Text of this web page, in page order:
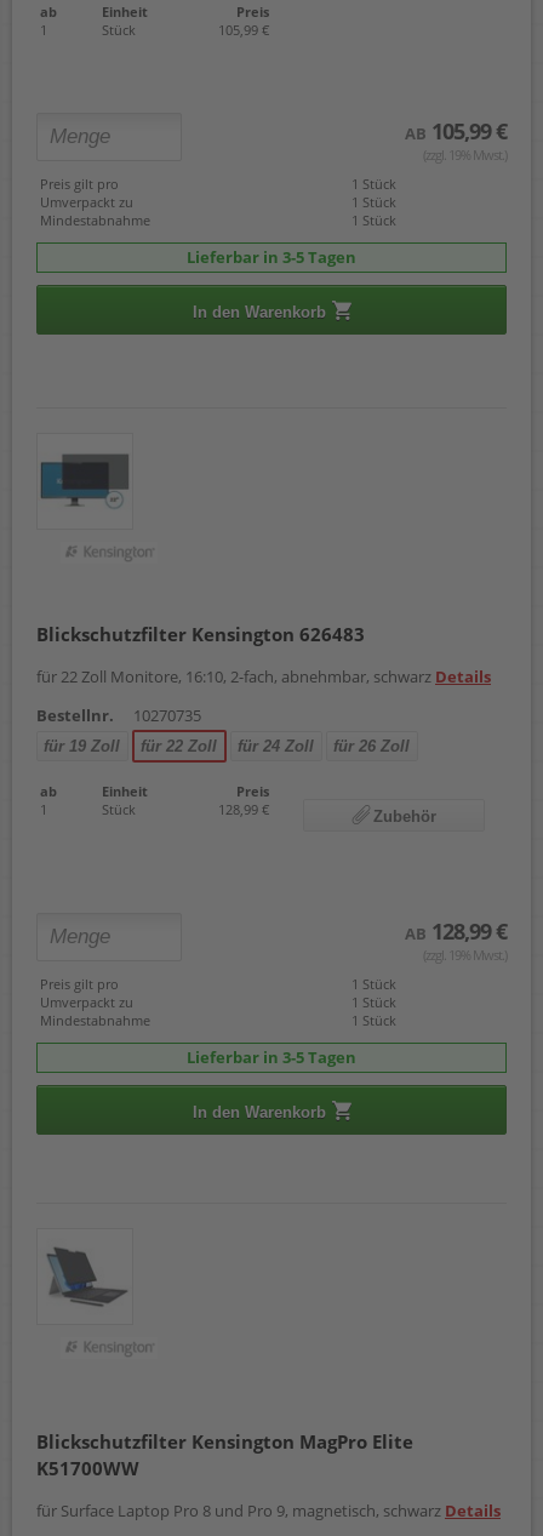
ab Einheit
Preis
1
Stück 105,99 €
AB 105,99 €
(zzgl. 19% Mwst.)
Preis gilt pro
1 Stück
Umverpackt zu
1 Stück
Mindestabnahme
1 Stück
Lieferbar in 3-5 Tagen
In den Warenkorb
Blickschutzfilter Kensington 626483
für 22 Zoll Monitore, 16:10, 2-fach, abnehmbar, schwarz Details
Bestellnr.
10270735
für 19 Zoll für 22 Zoll für 24 Zoll für 26 Zoll
ab Einheit
Preis
1
Stück 128,99 € Zubehör
AB 128,99 €
(zzgl. 19% Mwst.)
Preis gilt pro
1 Stück
Umverpackt zu
1 Stück
Mindestabnahme
1 Stück
Lieferbar in 3-5 Tagen
In den Warenkorb
Blickschutzfilter Kensington MagPro Elite
K51700WW
für Surface Laptop Pro 8 und Pro 9, magnetisch, schwarz Details